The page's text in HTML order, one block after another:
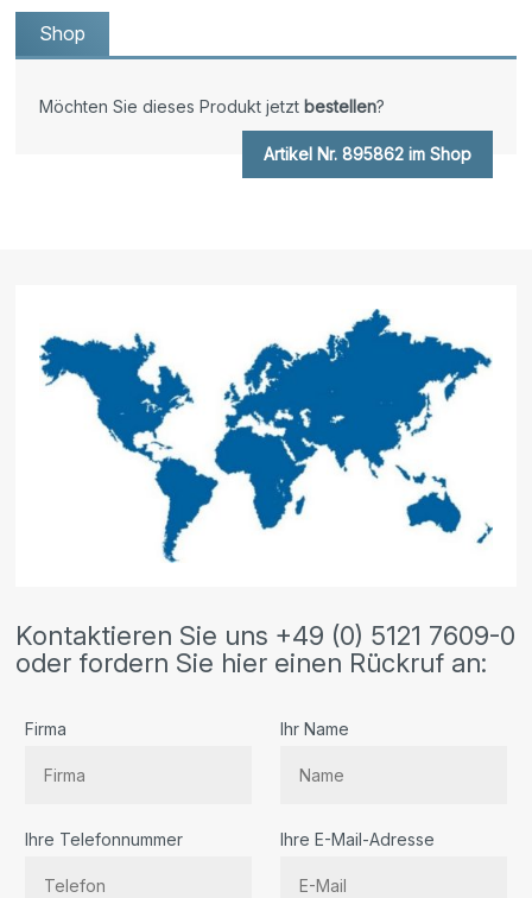
Shop
Möchten Sie dieses Produkt jetzt bestellen?
Artikel Nr. 895862 im Shop
Kontaktieren Sie uns +49 (0) 5121 7609-0
oder fordern Sie hier einen Rückruf an:
Firma Ihr Name
Ihre Telefonnummer Ihre E-Mail-Adresse